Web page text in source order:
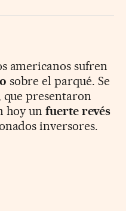
americanos sufren
sobre el parqué. Se
presentaron
hoy unfuerte revés
inversores.